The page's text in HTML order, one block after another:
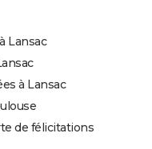
Lansac
à Lansac
de félicitations